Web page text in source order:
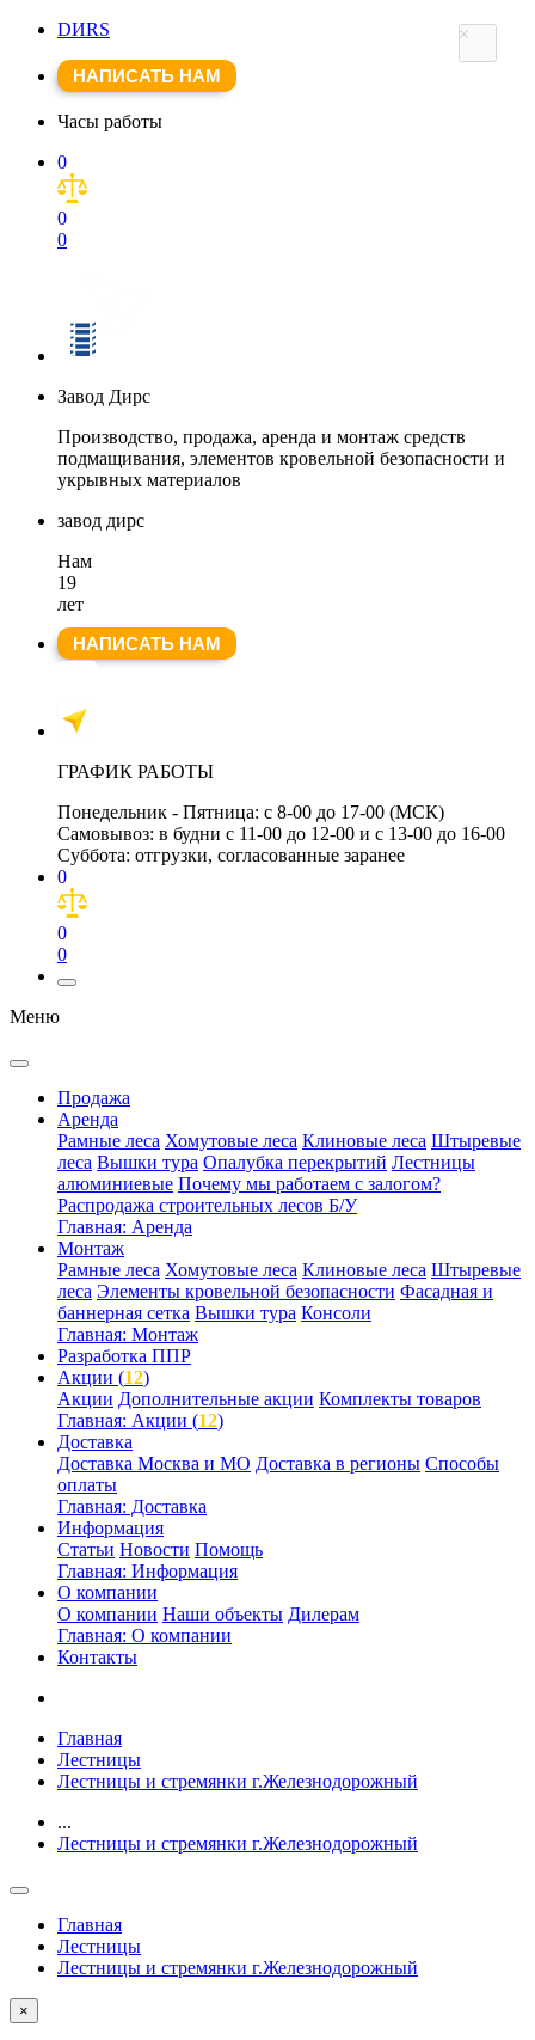
DИRS
НАПИСАТЬ НАМ
Часы работы
0
0
0
Завод Дирс
Производство, продажа, аренда и монтаж средств
подмащивания, элементов кровельной безопасности и
укрывных материалов
завод дирс
Нам
19
лет
НАПИСАТЬ НАМ
ГРАФИК РАБОТЫ
Понедельник - Пятница: с 8-00 до 17-00 (МСК)
Самовывоз: в будни с 11-00 до 12-00 и с 13-00 до 16-00
Суббота: отгрузки, согласованные заранее
0
0
0
Меню
Продажа
Аренда
Рамные леса Хомутовые леса Клиновые леса Штыревые
леса Вышки тура Опалубка перекрытий Лестницы
алюминиевые Почему мы работаем с залогом?
Распродажа строительных лесов Б/У
Главная: Аренда
Монтаж
Рамные леса Хомутовые леса Клиновые леса Штыревые
леса Элементы кровельной безопасности Фасадная и
баннерная сетка Вышки тура Консоли
Главная: Монтаж
Разработка ППР
Акции (12)
Акции Дополнительные акции Комплекты товаров
Главная: Акции (12)
Доставка
Доставка Москва и МО Доставка в регионы Способы
оплаты
Главная: Доставка
Информация
Статьи Новости Помощь
Главная: Информация
О компании
О компании Наши объекты Дилерам
Главная: О компании
Контакты
Главная
Лестницы
Лестницы и стремянки г.Железнодорожный
...
Лестницы и стремянки г.Железнодорожный
Главная
Лестницы
Лестницы и стремянки г.Железнодорожный
×
×